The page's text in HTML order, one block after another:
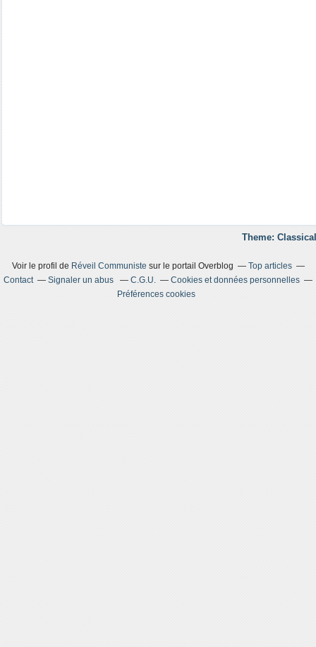
Theme:
Voir le profil de Réveil Communiste sur le portail Overblog
Top articles
Contact
Signaler un abus C.G.U.
Cookies et données personnelles
Préférences cookies